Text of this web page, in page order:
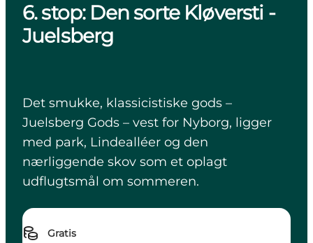
6. stop: Den sorte Kløversti -
Juelsberg
Det smukke, klassicistiske gods –
Juelsberg Gods – vest for Nyborg, ligger
med park, Lindealléer og den
nærliggende skov som et oplagt
udflugtsmål om sommeren.
Gratis